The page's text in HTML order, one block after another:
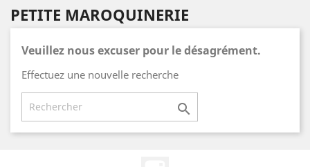
PETITE MAROQUINERIE
Veuillez nous excuser pour le désagrément.
Effectuez une nouvelle recherche
